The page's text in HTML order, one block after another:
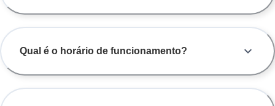
Qual é o horário de funcionamento?